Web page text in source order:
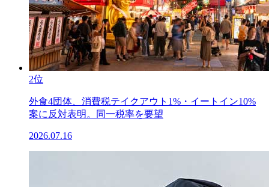
2位
外食4団体、消費税テイクアウト1%・イートイン10%
案に反対表明。同一税率を要望
2026.07.16